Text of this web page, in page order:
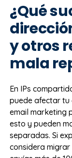
¿Qué
y otros
mala
En IPs
puede afectar tu
email marketing
esto y pueden
separadas. Si
considera migrar